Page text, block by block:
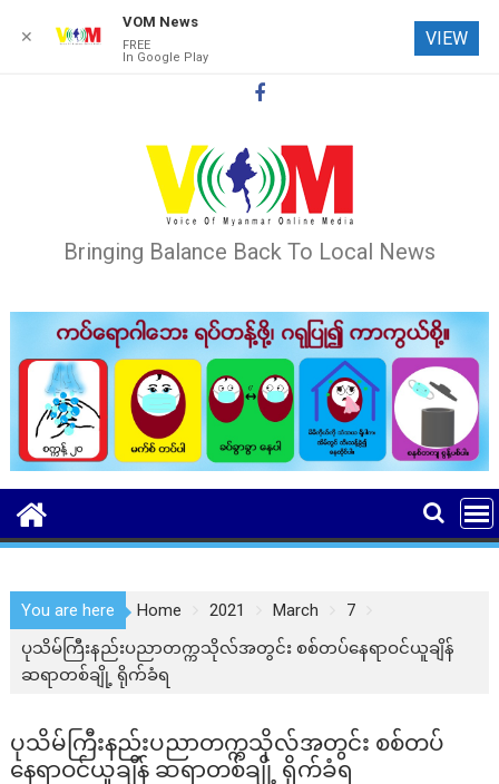
Bringing Balance Back To Local News
You are here Home 2021 March
7
ပုသိမ်ကြီးနည်းပညာတက္ကသိုလ်အတွင်း စစ်တပ်နေရာဝင်ယူချိန်
ဆရာတစ်ချို့ ရိုက်ခံရ
ပုသိမ်ကြီးနည်းပညာတက္ကသိုလ်အတွင်း စစ်တပ်
နေရာဝင်ယူချိန် ဆရာတစ်ချို့ ရိုက်ခံရ
✕
VOM News
FREE
In Google Play
VIEW